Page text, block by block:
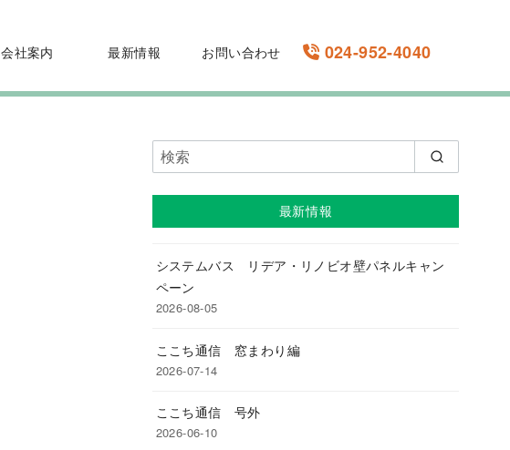
会社案内 最新情報 お問い合わせ 024-952-4040
最新情報
システムバス リデア・リノビオ壁パネルキャン
ペーン
2026-08-05
ここち通信 窓まわり編
2026-07-14
ここち通信 号外
2026-06-10